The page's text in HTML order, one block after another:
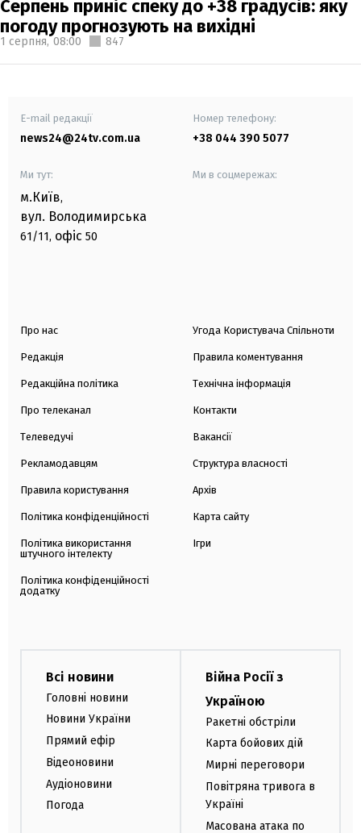
Серпень приніс спеку до +38 градусів: яку
погоду прогнозують на вихідні
1 серпня, 08:00 847
E-mail редакції
news24@24tv.com.ua
Номер телефону:
+38 044 390 5077
Ми тут:
м.Київ,
вул. Володимирська
61/11, офіс 50
Ми в соцмережах:
Про нас
Редакція
Редакційна політика
Про телеканал
Телеведучі
Рекламодавцям
Правила користування
Політика конфіденційності
Політика використання
штучного інтелекту
Політика конфіденційності
додатку
Угода Користувача Спільноти
Правила коментування
Технічна інформація
Контакти
Вакансії
Структура власності
Архів
Карта сайту
Ігри
Всі новини
Головні новини
Новини України
Прямий ефір
Відеоновини
Аудіоновини
Погода
Війна Росії з
Україною
Ракетні обстріли
Карта бойових дій
Мирні переговори
Повітряна тривога в
Україні
Масована атака по